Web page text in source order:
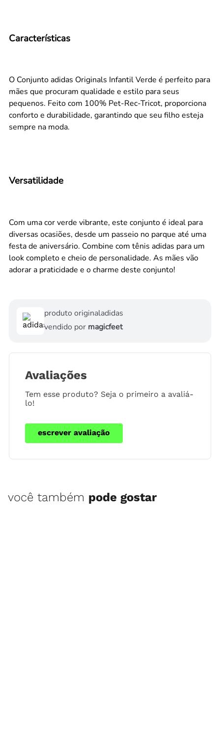
Características
O Conjunto adidas Originals Infantil Verde é perfeito para
mães que procuram qualidade e estilo para seus
pequenos. Feito com 100% Pet-Rec-Tricot, proporciona
conforto e durabilidade, garantindo que seu filho esteja
sempre na moda.
Versatilidade
Com uma cor verde vibrante, este conjunto é ideal para
diversas ocasiões, desde um passeio no parque até uma
festa de aniversário. Combine com tênis adidas para um
look completo e cheio de personalidade. As mães vão
adorar a praticidade e o charme deste conjunto!
produto originaladidas
vendido por magicfeet
Avaliações
Tem esse produto? Seja o primeiro a avaliá-
lo!
escrever avaliação
você também pode gostar